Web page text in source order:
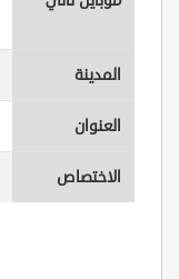
المدينة
العنوان
الاختصاص